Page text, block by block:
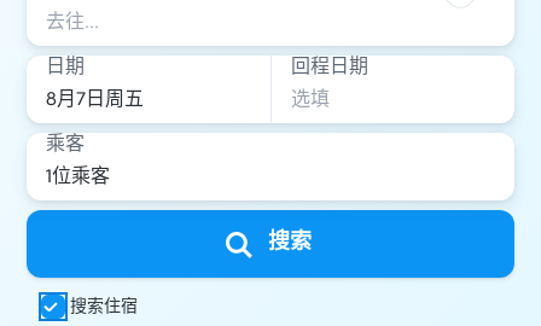
日期 回程日期
乘客
搜索
搜索住宿